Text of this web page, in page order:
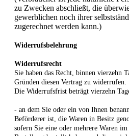
zu Zwecken abschließt, die
gewerblichen noch ihrer
zugerechnet werden kann.)
Widerrufsbelehrung
Widerrufsrecht
Sie haben das Recht, binnen vierzehn
Gründen diesen Vertrag zu widerrufen.
Die Widerrufsfrist beträgt vierzehn
- an dem Sie oder ein von Ihnen
Beförderer ist, die Waren in Besitz
sofern Sie eine oder mehrere Waren